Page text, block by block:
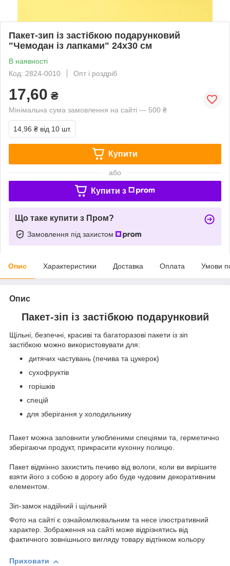
Пакет-зип із застібкою подарунковий
"Чемодан із лапками" 24х30 см
В наявності
Код: 2824-0010
Опт і роздріб
17,60 ₴
Мінімальна сума замовлення на сайті — 500 ₴
14,96 ₴ від 10 шт.
Купити
або
Купити з
Що таке купити з Пром?
Замовлення під захистом
Опис Характеристики Доставка Оплата Умови
Опис
Пакет-зіп із застібкою подарунковий
Щільні, безпечні, красиві та багаторазові пакети із зіп
застібкою можно використовувати для:
дитячих частувань (печива та цукерок)
сухофруктів
горішків
спецій
для зберігання у холодильнику
Пакет можна заповнити улюбленими спеціями та, герметично
зберігаючи продукт, прикрасити кухонну полицю.
Пакет відмінно захистить печиво від вологи, коли ви вирішите
взяти його з собою в дорогу або буде чудовим декоративним
елементом.
Зіп-замок надійний і щільний
Фото на сайті є ознайомлювальним та несе ілюстративний
характер. Зображення на сайті може відрізнятись від
фактичного зовнішнього вигляду товару відтінком кольору
Приховати